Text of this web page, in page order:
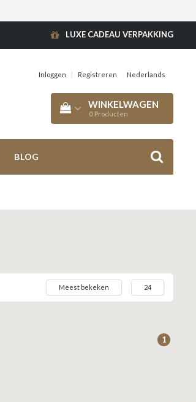
LUXE CADEAU VERPAKKING
Inloggen | Registreren Nederlands
WINKELWAGEN
0 Producten
BLOG
Meest bekeken 24
1